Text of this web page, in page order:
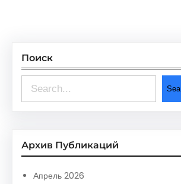
Поиск
e
r
c
h
Архив Публикаций
Апрель 2026